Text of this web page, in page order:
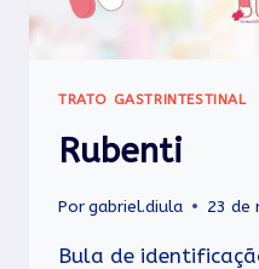
TRATO GASTRINTESTINAL
Rubenti
Porgabriel.diula 23 de
Bula de